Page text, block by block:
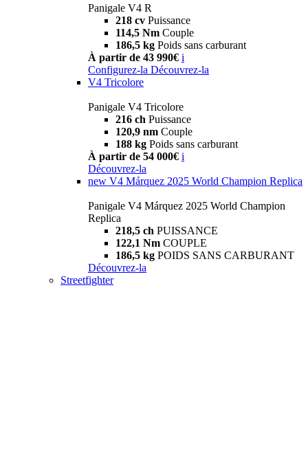
Panigale V4 R
218 cv Puissance
114,5 Nm Couple
186,5 kg Poids sans carburant
À partir de 43 990€ i
Configurez-la Découvrez-la
V4 Tricolore
Panigale V4 Tricolore
216 ch Puissance
120,9 nm Couple
188 kg Poids sans carburant
À partir de 54 000€ i
Découvrez-la
new V4 Márquez 2025 World Champion Replica
Panigale V4 Márquez 2025 World Champion
Replica
218,5 ch PUISSANCE
122,1 Nm COUPLE
186,5 kg POIDS SANS CARBURANT
Découvrez-la
Streetfighter